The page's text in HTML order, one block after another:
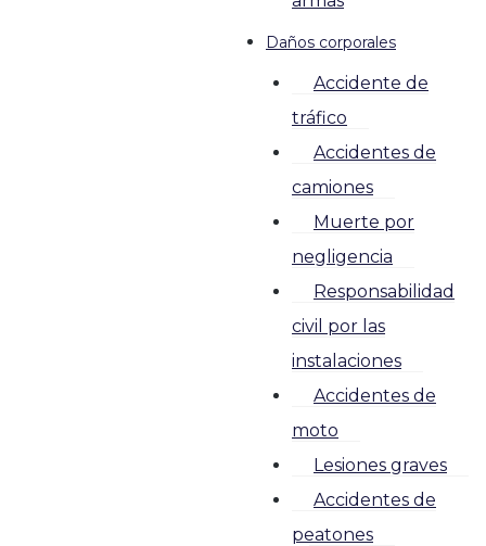
Daños corporales
Accidente de
tráfico
Accidentes de
camiones
Muerte por
negligencia
Responsabilidad
civil por las
instalaciones
Accidentes de
moto
Lesiones graves
Accidentes de
peatones